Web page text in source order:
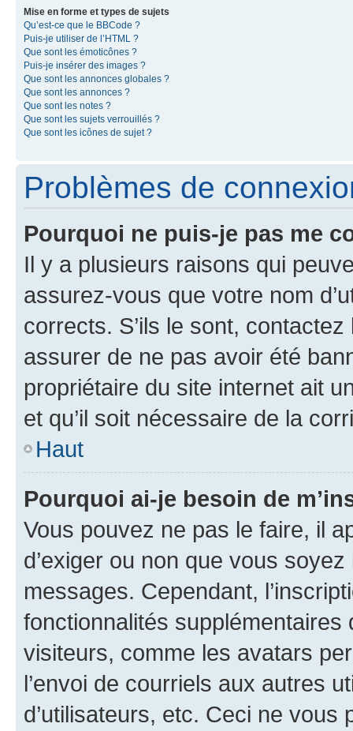
Mise en forme et types de sujets
Qu’est-ce que le BBCode ?
Puis-je utiliser de l’HTML ?
Que sont les émoticônes ?
Puis-je insérer des images ?
Que sont les annonces globales ?
Que sont les annonces ?
Que sont les notes ?
Que sont les sujets verrouillés ?
Que sont les icônes de sujet ?
Problèmes de
Pourquoi ne puis-je pas me
Il y a plusieurs raisons qui
assurez-vous que votre nom
corrects. S’ils le sont,
assurer de ne pas avoir été
propriétaire du site internet ait
et qu’il soit nécessaire de la
Haut
Pourquoi ai-je besoin de
Vous pouvez ne pas le faire, il
d’exiger ou non que vous
messages. Cependant,
fonctionnalités
visiteurs, comme les avatars
l’envoi de courriels aux autres
d’utilisateurs, etc. Ceci ne vous